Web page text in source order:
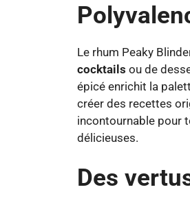
Le rhum Peaky
cocktails ou de
épicé enrichit la
créer des recettes
incontournable pour
délicieuses.
Des